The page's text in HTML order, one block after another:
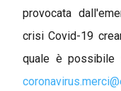
provocata
crisi Covid-19
quale è possibile